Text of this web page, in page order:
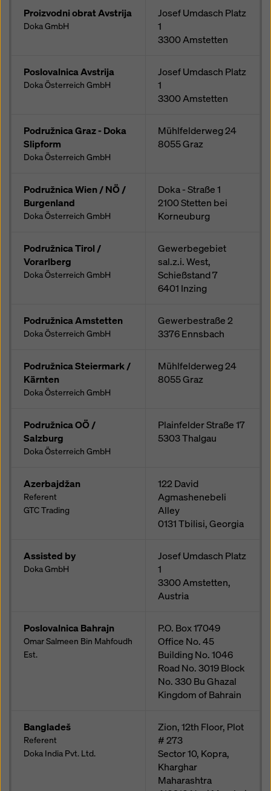
Proizvodni obrat Avstrija
Doka GmbH
Josef Umdasch Platz
1
3300Amstetten
Poslovalnica Avstrija
Doka Österreich GmbH
Josef Umdasch Platz
1
3300Amstetten
Podružnica Graz - Doka
Slipform
Doka Österreich GmbH
Mühlfelderweg 24
8055Graz
Podružnica Wien / NÖ /
Burgenland
Doka Österreich GmbH
Doka - Straße 1
2100Stetten bei
Korneuburg
Podružnica Tirol /
Vorarlberg
Doka Österreich GmbH
Gewerbegebiet
sal.z.i. West,
Schießstand 7
6401 Inzing
Podružnica Amstetten
Doka Österreich GmbH
Gewerbestraße 2
3376Ennsbach
Podružnica Steiermark /
Kärnten
Doka Österreich GmbH
Mühlfelderweg 24
8055Graz
Podružnica OÖ /
Salzburg
Doka Österreich GmbH
Plainfelder Straße 17
5303Thalgau
Azerbajdžan
Referent
GTC Trading
122 David
Agmashenebeli
Alley
0131Tbilisi, Georgia
Assisted by
Doka GmbH
Josef Umdasch Platz
1
3300Amstetten,
Austria
Poslovalnica Bahrajn
Omar Salmeen Bin Mahfoudh
Est.
P.O. Box 17049
Office No. 45
Building No. 1046
Road No. 3019 Block
No. 330 Bu Ghazal
Kingdom of Bahrain
Bangladeš
Referent
Doka India Pvt. Ltd.
Zion, 12th Floor, Plot
# 273
Sector 10, Kopra,
Kharghar
Maharashtra